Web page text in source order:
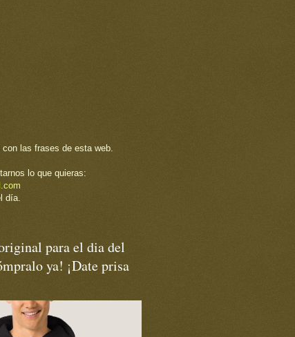
con las frases de esta web.
lo que quieras:
día.
para el dia del
ya! ¡Date prisa